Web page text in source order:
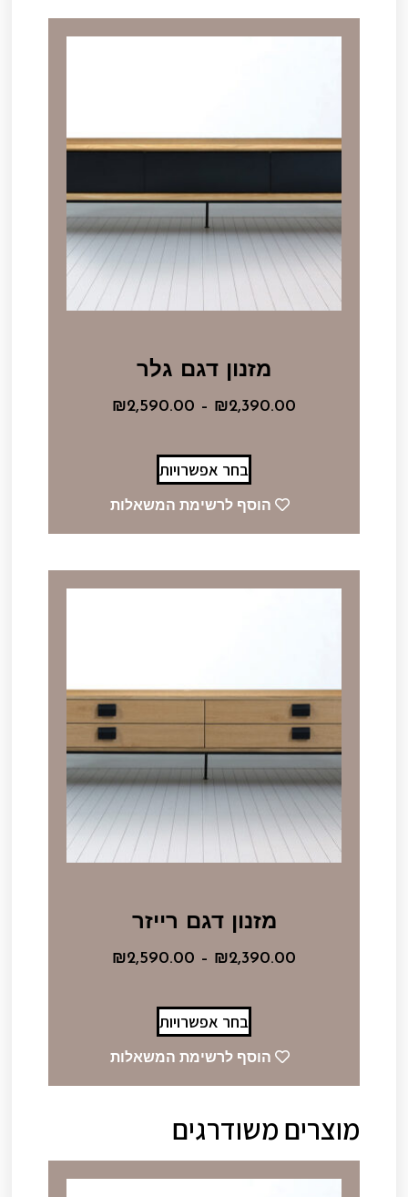
מזנון דגם גלר
₪2,390.00
–
₪2,590.00
בחר אפשרויות
הוסף לרשימת המשאלות
מזנון דגם רייזר
₪2,390.00
–
₪2,590.00
בחר אפשרויות
הוסף לרשימת המשאלות
מוצרים משודרגים